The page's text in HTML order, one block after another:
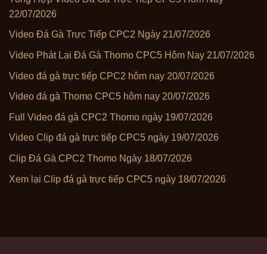
22/07/2026
Video Đá Gà Trực Tiếp CPC2 Ngày 21/07/2026
Video Phát Lại Đá Gà Thomo CPC5 Hôm Nay 21/07/2026
Video đá gà trực tiếp CPC2 hôm nay 20/07/2026
Video đá gà Thomo CPC5 hôm nay 20/07/2026
Full Video đá gà CPC2 Thomo ngày 19/07/2026
Video Clip đá gà trực tiếp CPC5 ngày 19/07/2026
Clip Đá Gà CPC2 Thomo Ngày 18/07/2026
Xem lại Clip đá gà trực tiếp CPC5 ngày 18/07/2026